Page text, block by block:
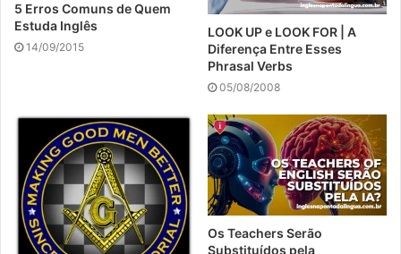
5 Erros Comuns de Quem
Estuda Inglês
14/09/2015
LOOK UP e LOOK FOR | A
Diferença Entre Esses
Phrasal Verbs
05/08/2008
Os Teachers Serão
Substituídos pela